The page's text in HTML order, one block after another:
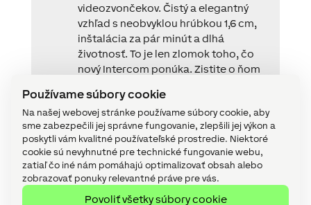
Používame súbory cookie
Na našej webovej stránke používame súbory cookie, aby
sme zabezpečili jej správne fungovanie, zlepšili jej výkon a
poskytli vám kvalitné používateľské prostredie. Niektoré
cookie sú nevyhnutné pre technické fungovanie webu,
zatiaľ čo iné nám pomáhajú optimalizovať obsah alebo
zobrazovať ponuky relevantné práve pre vás.
Povoliť všetky súbory cookie
videozvončekov. Čistý aelegantný
vzhľad s neobvyklou hrúbkou 1,6cm,
inštaláciaza pár minút adlhá
životnosť. To je len zlomok toho,čo
nový Intercom ponúka. Zistiteo ňom
S čím ďalším systém
Loxone pomohol?
inteligentnému riadeniu odLoxoneje